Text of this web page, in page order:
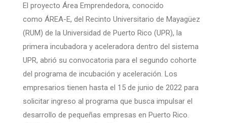
El proyecto Área Emprendedora, conocido
como ÁREA-E, del Recinto Universitario de Mayagüez
(RUM) de la Universidad de Puerto Rico (UPR), la
primera incubadora y aceleradora dentro del sistema
UPR, abrió su convocatoria para el segundo cohorte
del programa de incubación y aceleración. Los
empresarios tienen hasta el 15 de junio de 2022 para
solicitar ingreso al programa que busca impulsar el
desarrollo de pequeñas empresas en Puerto Rico.